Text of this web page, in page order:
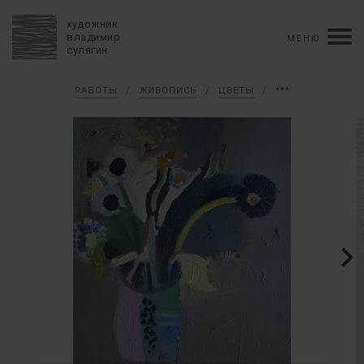
художник
владимир
сулягин
МЕНЮ
персональные выставки
влияние
монографии в рукописи
рецензии пресса портрет
избранное коллаж живопись
графика
объемный коллаж
книга художника
РАБОТЫ / ЖИВОПИСЬ / ЦВЕТЫ / ***